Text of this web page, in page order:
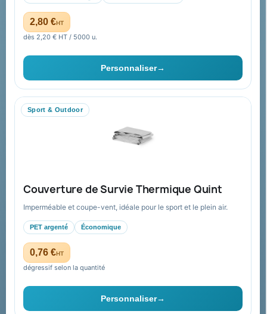
2,80 €HT
dès 2,20 € HT / 5000 u.
Personnaliser→
Sport & Outdoor
Couverture de Survie Thermique Quint
Imperméable et coupe-vent, idéale pour le sport et le plein air.
PET argenté Économique
0,76 €HT
dégressif selon la quantité
Personnaliser→
Catalogue goodies
Cadeaux de fin d’année
Ils nous ont fait confiance
Livraison
FAQ sur Promenoch Goodies Pub France
Conditions de retour
Paiement sécurisé
Plan du site
Contact & devis
06 09 53 17 41